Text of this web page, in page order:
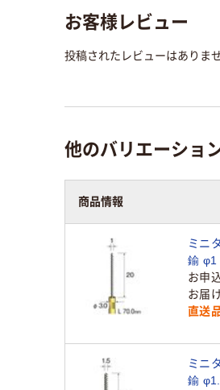
お客様レビュー
投稿されたレビューはありま
他のバリエーショ
商品情報
ミニ
鍮 φ1
お申
お届
直送
ミニ
鍮